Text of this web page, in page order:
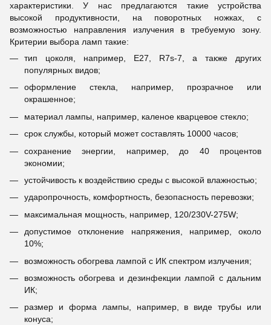
характеристики. У нас предлагаются такие устройства
высокой продуктивности, на поворотных ножках, с
возможностью направления излучения в требуемую зону.
Критерии выбора ламп такие:
тип цоколя, например, Е27, R7s-7, а также других
популярных видов;
оформление стекла, например, прозрачное или
окрашенное;
материал лампы, например, каленое кварцевое стекло;
срок службы, который может составлять 10000 часов;
сохранение энергии, например, до 40 процентов
экономии;
устойчивость к воздействию среды с высокой влажностью;
ударопрочность, комфортность, безопасность перевозки;
максимальная мощность, например, 120/230V-275W;
допустимое отклонение напряжения, например, около
10%;
возможность обогрева лампой с ИК спектром излучения;
возможность обогрева и дезинфекции лампой с дальним
ИК;
размер и форма лампы, например, в виде трубы или
конуса;